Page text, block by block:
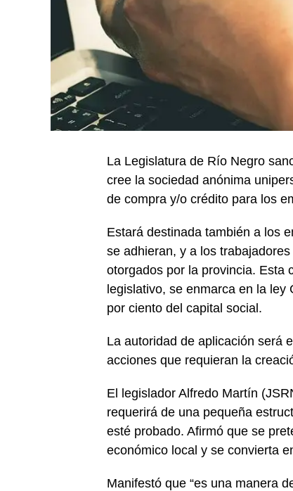
La Legislatura de Río Negro
cree la sociedad anónima
de compra y/o crédito para los
Estará destinada también a los
se adhieran, y a los
otorgados por la provincia. Esta
legislativo, se enmarca en la
por ciento del capital social.
La autoridad de aplicación será
acciones que requieran la
El legislador Alfredo Martín
requerirá de una pequeña
esté probado. Afirmó que se
económico local y se convierta
Manifestó que “es una manera